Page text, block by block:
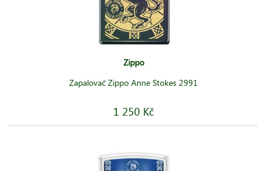
Zippo
Zapalovač Zippo Anne Stokes 2991
1 250 Kč